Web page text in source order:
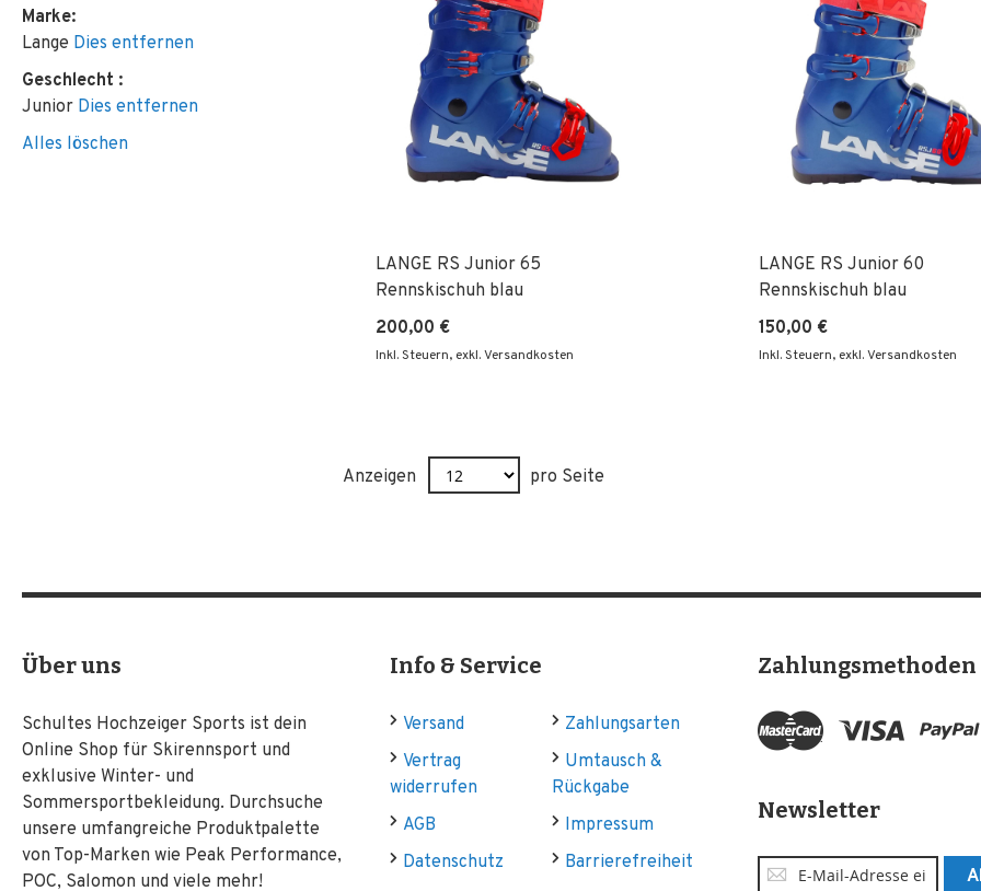
LANGE RS Junior 65
Rennskischuh blau
200,00 €
Inkl. Steuern, exkl. Versandkosten
LANGE RS Junior 60
Rennskischuh blau
150,00 €
Inkl. Steuern, exkl. Versandkosten
Anzeigen pro Seite
Marke
Lange Dies entfernen
Geschlecht
Junior Dies entfernen
Alles löschen
Über uns
Schultes Hochzeiger Sports ist dein
Online Shop für Skirennsport und
exklusive Winter- und
Sommersportbekleidung. Durchsuche
unsere umfangreiche Produktpalette
von Top-Marken wie Peak Performance,
POC, Salomon und viele mehr!
Info & Service
Versand
Zahlungsarten
Vertrag
widerrufen
Umtausch &
Rückgabe
AGB
Impressum
Datenschutz
Barrierefreiheit
Zahlungsmethoden
Newsletter
Anmeldung